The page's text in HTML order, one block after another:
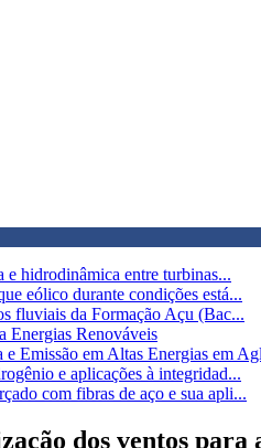
e hidrodinâmica entre turbinas...
eólico durante condições está...
fluviais da Formação Açu (Bac...
Energias Renováveis
Emissão em Altas Energias em
e aplicações à integridad...
com fibras de aço e sua apli...
dos ventos para